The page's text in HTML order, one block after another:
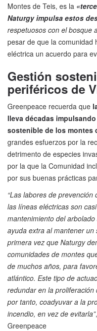
Montes de Teis, es la
Naturgy impulsa estos
respetuosos con el bosque
pesar de que la comunidad
eléctrica un acuerdo para
Gestión
periféricos de
Greenpeace recuerda que
lleva décadas
sostenible de los montes
grandes esfuerzos por la
detrimento de especies
por la que la Comunidad
por sus buenas prácticas
“Las labores de
las líneas eléctricas son
mantenimiento del
ayuda extra al mantener
primera vez que Naturgy
comunidades de montes
de muchos años, para
atlántico. Este tipo de
redundar en la proliferación
por tanto, coadyuvar a la
incendio, en vez de evitarla”
Greenpeace